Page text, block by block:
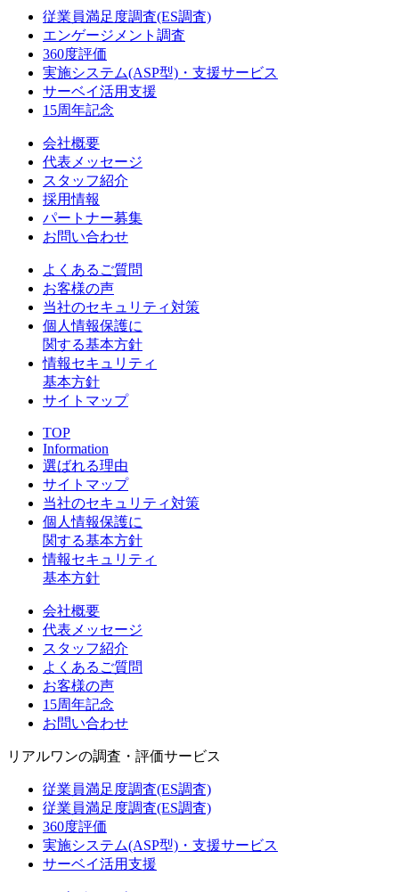
従業員満足度調査(ES調査)
エンゲージメント調査
360度評価
実施システム(ASP型)・支援サービス
サーベイ活用支援
15周年記念
会社概要
代表メッセージ
スタッフ紹介
採用情報
パートナー募集
お問い合わせ
よくあるご質問
お客様の声
当社のセキュリティ対策
個人情報保護に
関する基本方針
情報セキュリティ
基本方針
サイトマップ
TOP
Information
選ばれる理由
サイトマップ
当社のセキュリティ対策
個人情報保護に
関する基本方針
情報セキュリティ
基本方針
会社概要
代表メッセージ
スタッフ紹介
よくあるご質問
お客様の声
15周年記念
お問い合わせ
リアルワンの調査・評価サービス
従業員満足度調査(ES調査)
従業員満足度調査(ES調査)
360度評価
実施システム(ASP型)・支援サービス
サーベイ活用支援